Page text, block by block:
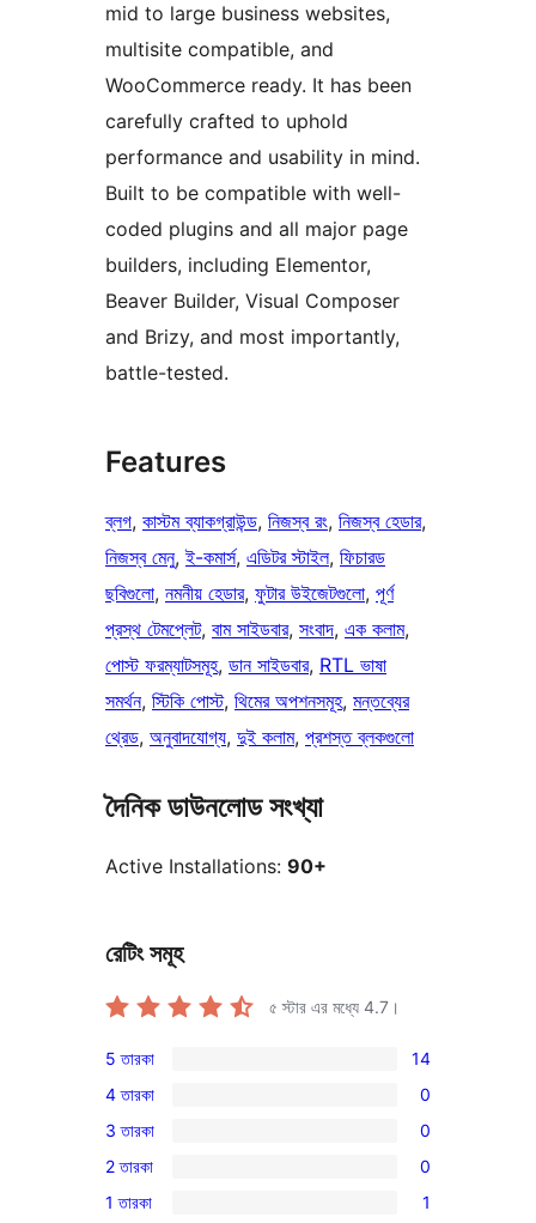
mid to large business websites,
multisite compatible, and
WooCommerce ready. It has been
carefully crafted to uphold
performance and usability in mind.
Built to be compatible with well-
coded plugins and all major page
builders, including Elementor,
Beaver Builder, Visual Composer
and Brizy, and most importantly,
battle-tested.
Features
ব্লগ, কাস্টম ব্যাকগ্রাউন্ড, নিজস্ব রং, নিজস্ব হেডার
নিজস্ব মেনু, ই-কমার্স, এডিটর স্টাইল, ফিচারড
ছবিগুলো, নমনীয় হেডার, ফুটার উইজেটগুলো, পূর্ণ
প্রস্থ টেমপ্লেট, বাম সাইডবার, সংবাদ, এক কলাম
পোস্ট ফরম্যাটসমূহ, ডান সাইডবার, RTL ভাষা
সমর্থন, স্টিকি পোস্ট, থিমের অপশনসমূহ, মন্তব্যের
থ্রেড, অনুবাদযোগ্য, দুই কলাম, প্রশস্ত ব্লকগুলো
দৈনিক ডাউনলোড সংখ্যা
Active Installations: 90+
রেটিং সমূহ
৫ স্টার এর মধ্যে 4.7 ।
14টি
5-
স্টার
রিভিউ
5 তারকা 14
0টি
4-
স্টার
রিভিউ
4 তারকা 0
0টি
3-
স্টার
3 তারকা 0
0টি
2-
2 তারকা 0
1টি
1 তারকা 1